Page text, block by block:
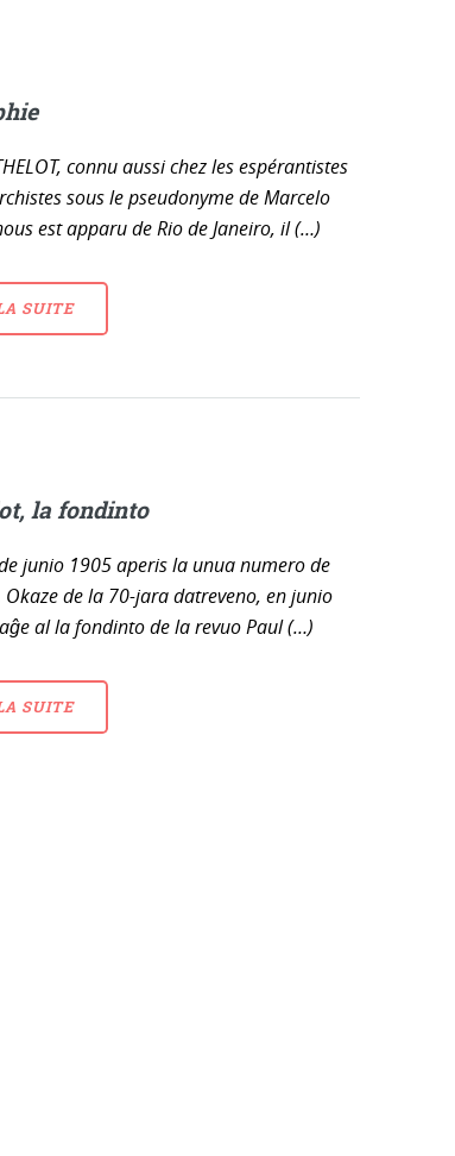
connu aussi chez les espérantistes
sous le pseudonyme de Marcelo
est apparu de Rio de Janeiro, il (…)
SUITE
la fondinto
junio 1905 aperis la unua numero de
de la 70-jara datreveno, en junio
al la fondinto de la revuo Paul (…)
SUITE